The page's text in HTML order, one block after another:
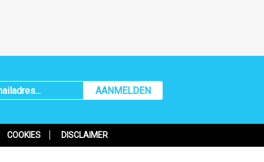
AANMELDEN
COOKIES DISCLAIMER